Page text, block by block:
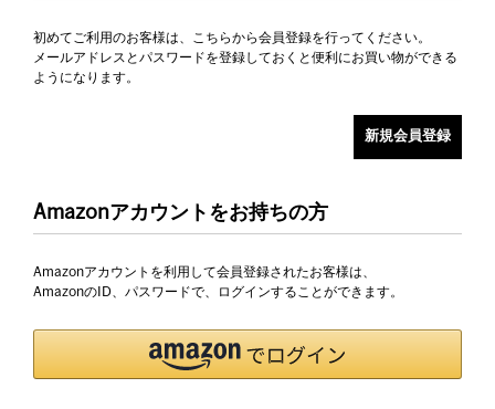
初めてご利用のお客様は、こちらから会員登録を行ってください。
メールアドレスとパスワードを登録しておくと便利にお買い物ができる
ようになります。
Amazonアカウントをお持ちの方
Amazonアカウントを利用して会員登録されたお客様は、
AmazonのID、パスワードで、ログインすることができます。